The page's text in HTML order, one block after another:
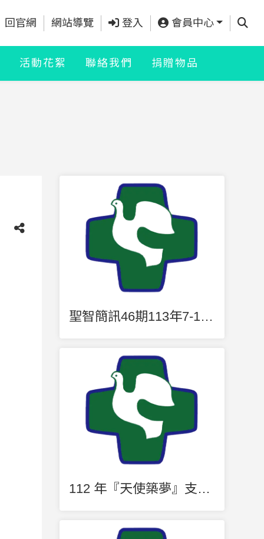
回官網 網站導覽 登入 會員中心 查詢
活動花絮 聯絡我們 捐贈物品
聖智簡訊46期113年7-12月
112 年『天使築夢』支出明細表